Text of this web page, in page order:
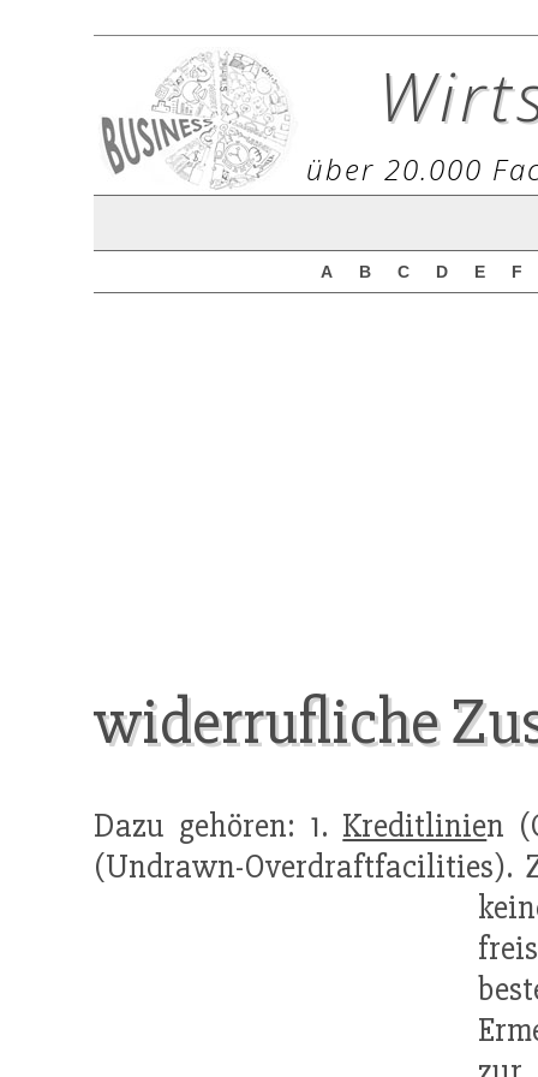
über 20.000
A B C D E F
widerrufliche
Dazu gehören: 1. Kreditlinien
(Undrawn-Overdraftfacilities).